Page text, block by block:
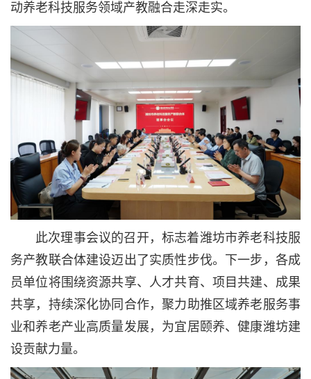
动养老科技服务领域产教融合走深走实。
此次理事会议的召开，标志着潍坊市养老科技服
务产教联合体建设迈出了实质性步伐。下一步，各成
员单位将围绕资源共享、人才共育、项目共建、成果
共享，持续深化协同合作，聚力助推区域养老服务事
业和养老产业高质量发展，为宜居颐养、健康潍坊建
设贡献力量。